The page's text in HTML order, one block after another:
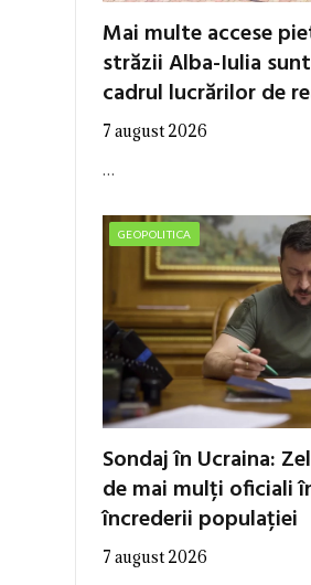
Mai multe accese
străzii Alba-Iulia
cadrul lucrărilor de
7 august 2026
…
GEOPOLITICA
Sondaj în Ucraina:
de mai mulți oficiali
încrederii populației
7 august 2026